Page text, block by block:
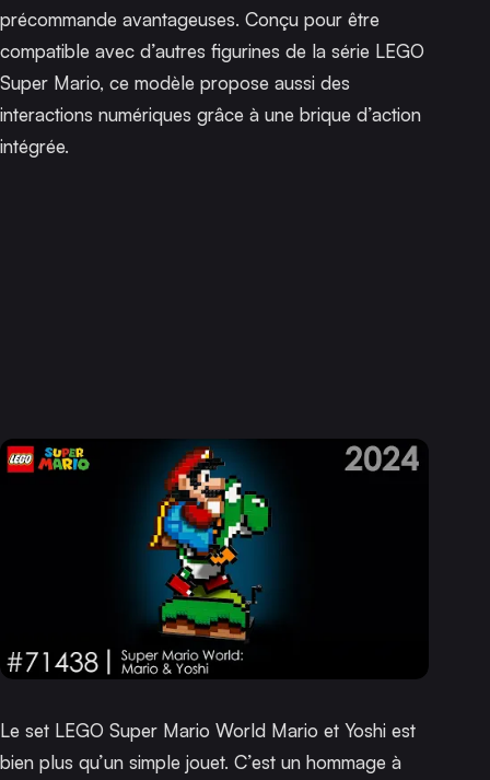
précommande avantageuses. Conçu pour être
compatible avec d’autres figurines de la série LEGO
Super Mario, ce modèle propose aussi des
interactions numériques grâce à une brique d’action
intégrée.
Le set LEGO Super Mario World Mario et Yoshi est
bien plus qu’un simple jouet. C’est un hommage à